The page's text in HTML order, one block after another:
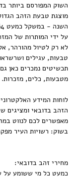
השוק המפורסם ביותר
מוצגת טבעת הזהב
על ידי המותרות של
לא רק לטיול מהורהר,
טבעות, עגילים
תכשיטים נמכרים כאן
מטבעות, כלים, מזכרות.
לוחות המידע
הזהב בדובאי ומציגים
מאפשרים לכם לנווט
בשוק: רשויות העיר
מחירי זהב בדובאי:
כמעט כל מי ששומע על